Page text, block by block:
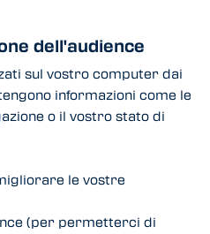
dell'audience
sul vostro computer dai
informazioni come le
o il vostro stato di
le vostre
(per permetterci di